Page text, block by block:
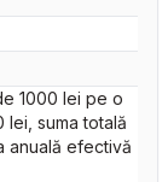
1000 lei pe o
suma totală
anuală efectivă